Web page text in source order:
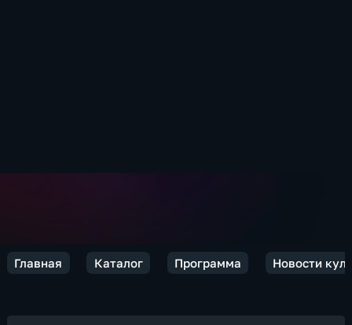
Главная Каталог Программа Новости